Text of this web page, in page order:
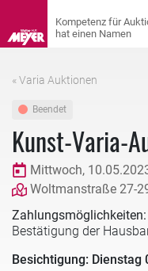
« Varia Auktionen
Beendet
Kunst-Varia-
Mittwoch,
Woltmanstraße 27-
Zahlungsmöglichkeiten:
Bestätigung der
Besichtigung: Dienstag